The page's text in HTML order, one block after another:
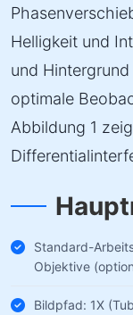
Helligkeit und
und
optimale
Abbildung 1
Standard-
Objektive
Bildpfad: 1X